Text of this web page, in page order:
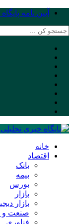
آیین نامه
خانه
اقتصاد
بانک
بیمه
بورس
بازار
بازار
صنعت و
فناوری